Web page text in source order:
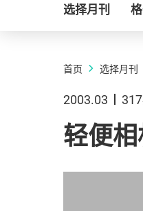
选择月刊
首页 选择月刊
2003.03
轻便